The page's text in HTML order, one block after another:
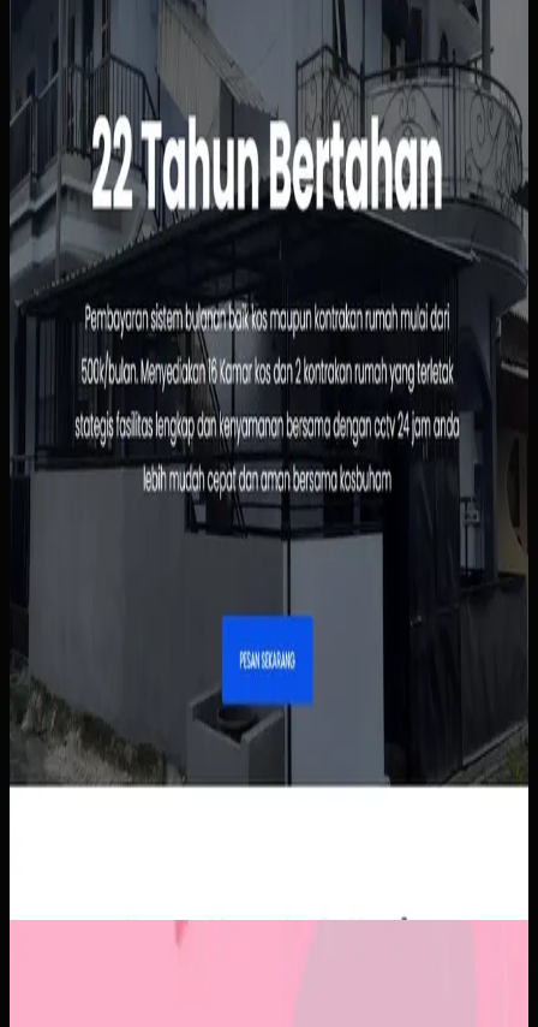
Status kamar, pembayaran, dan data penghuni masih
dipantau manual sehingga rawan tertinggal atau salah
catat. Calon penghuni juga harus bertanya satu per satu
hanya untuk mengetahui ketersediaan, harga, atau
fasilitas kamar.
Yang kami bangun
Kami menyusun website dengan informasi kamar yang
jelas, alur pemesanan yang sederhana, dan dasbor
pengelolaan penghuni serta pembayaran. Pemilik bisa
melihat status sewa dengan lebih cepat, sementara calon
penghuni tidak perlu menunggu chat manual untuk
informasi dasar.
Baca studi kasus